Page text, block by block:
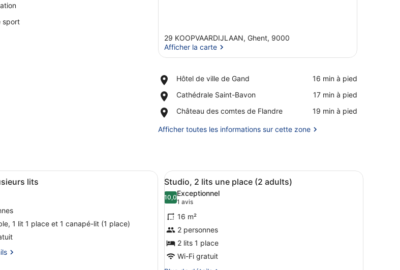
sport
29 KOOPVAARDIJLAAN, Ghent, 9000
Afficher la carte
Hôtel de ville de Gand
Place,
de
de
‪16 min à pied‬
Cathédrale Saint-Bavon
Place,
Saint-
‪17 min à pied‬
Château des comtes de Flandre
Place,
des
‪19 min à pied‬
Afficher toutes les informations sur cette zone
d’une chaise et d’une kitchenette.
Une chambre d’hôtel compacte comprenant un coin cuisine, un lit, un bureau et un téléviseur.
lits
1 lit 1 place et 1 canapé-lit (1 place)
Afficher
toutes
les
photos
pour
ce
type
de
Studio, 2 lits une place (2 adults) |
6
Studio, 2 lits une place (2 adults)
10,010,0 sur 10
Exceptionnel
1 avis
(1 avis)
16 m²
2 personnes
2 lits 1 place
Wi-Fi gratuit